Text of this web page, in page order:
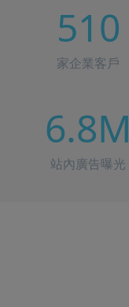
510
家企業客戶
6.8M
站內廣告曝光